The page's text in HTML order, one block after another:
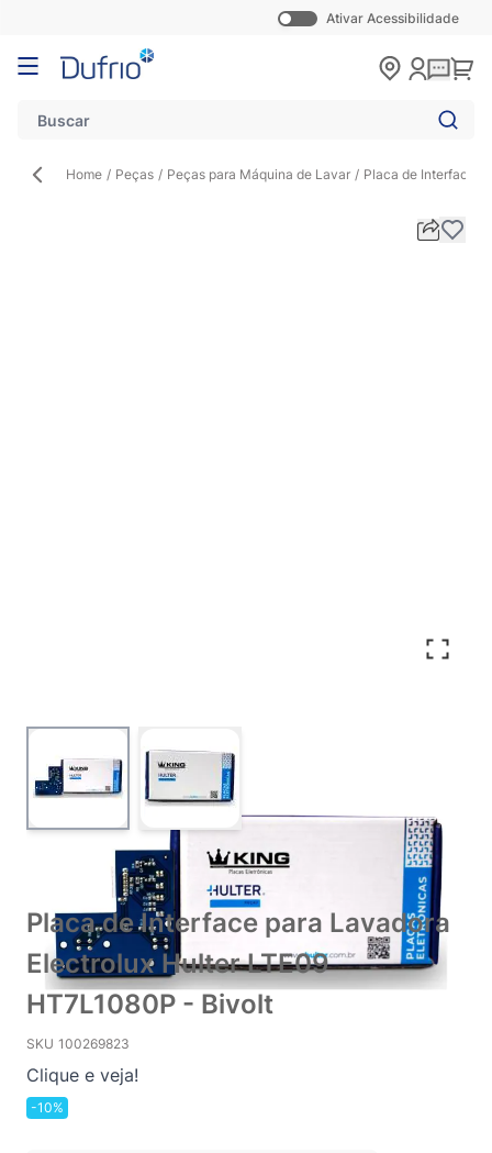
Ativar Acessibilidade
Pular para o conteúdo
Home / Peças / Peças para Máquina de Lavar / Placa de Interface
Placa de Interface para Lavadora
Electrolux Hulter LTE09
HT7L1080P - Bivolt
SKU 100269823
Clique e veja!
-10%